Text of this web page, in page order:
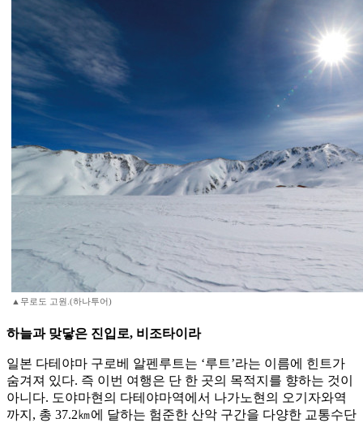
▲무로도 고원.(하나투어)
하늘과 맞닿은 진입로, 비조타이라
일본 다테야마 구로베 알펜루트는 ‘루트’라는 이름에 힌트가
숨겨져 있다. 즉 이번 여행은 단 한 곳의 목적지를 향하는 것이
아니다. 도야마현의 다테야마역에서 나가노현의 오기자와역
까지, 총 37.2㎞에 달하는 험준한 산악 구간을 다양한 교통수단